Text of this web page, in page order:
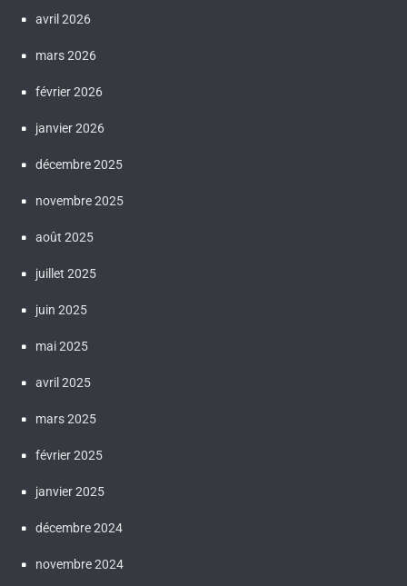
avril 2026
mars 2026
février 2026
janvier 2026
décembre 2025
novembre 2025
août 2025
juillet 2025
juin 2025
mai 2025
avril 2025
mars 2025
février 2025
janvier 2025
décembre 2024
novembre 2024